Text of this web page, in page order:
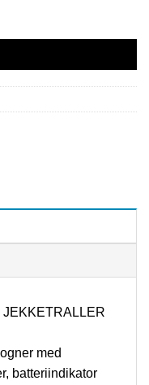
med
batteriindikator